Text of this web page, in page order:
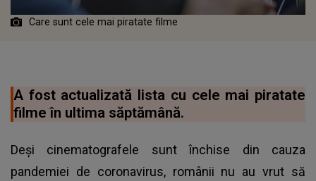
Care sunt cele mai piratate filme
A fost actualizată lista cu cele mai piratate
filme în ultima săptămână.
Deși cinematografele sunt închise din cauza
pandemiei de coronavirus, românii nu au vrut să